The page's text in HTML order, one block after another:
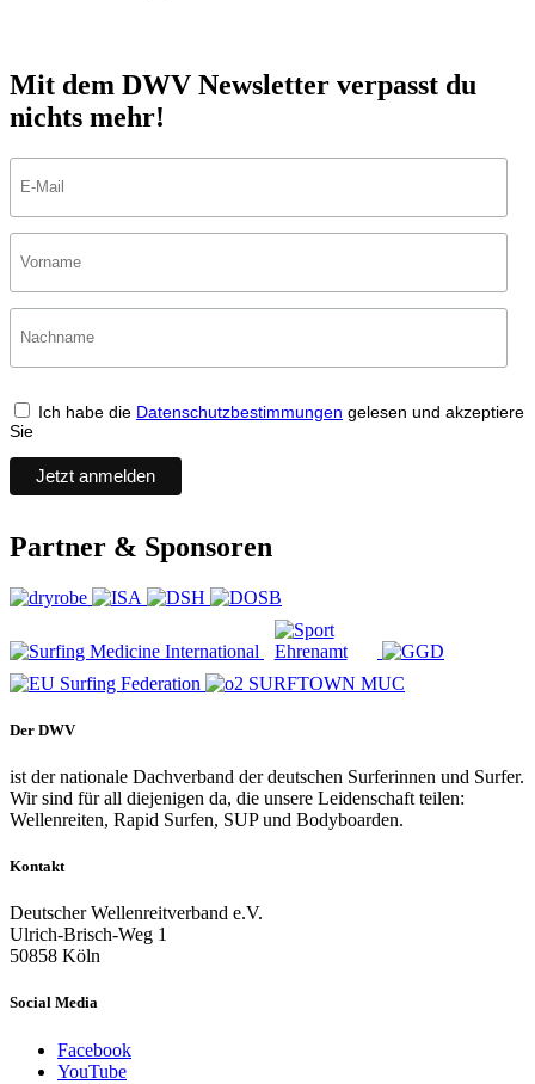
Mit dem DWV Newsletter verpasst du
nichts mehr!
Ich habe die Datenschutzbestimmungen gelesen und akzeptiere
Sie
Partner & Sponsoren
Der DWV
ist der nationale Dachverband der deutschen Surferinnen und Surfer.
Wir sind für all diejenigen da, die unsere Leidenschaft teilen:
Wellenreiten, Rapid Surfen, SUP und Bodyboarden.
Kontakt
Deutscher Wellenreitverband e.V.
Ulrich-Brisch-Weg 1
50858 Köln
Social Media
Facebook
YouTube